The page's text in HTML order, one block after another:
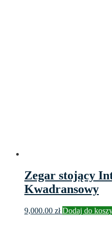
Zegar stojący
Kwadransowy
9,000.00 zł Dodaj do